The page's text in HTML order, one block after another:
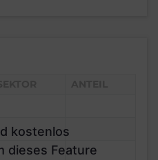
kostenlos
dieses Feature